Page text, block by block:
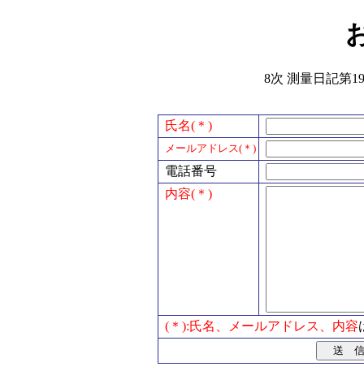
8次 測量日記第
氏名(＊)
メールアドレス(＊)
電話番号
内容(＊)
(＊):氏名、メールアドレス、内容